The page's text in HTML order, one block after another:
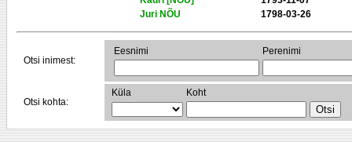
Juri NÕU
1798-03-26
Otsi inimest:
Eesnimi Perenimi
Otsi kohta:
Küla Koht